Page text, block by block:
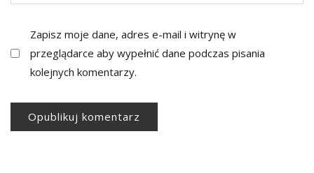
Zapisz moje dane, adres e-mail i witrynę w
przeglądarce aby wypełnić dane podczas pisania
kolejnych komentarzy.